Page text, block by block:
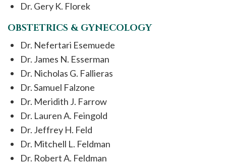
Dr. Gery K. Florek
OBSTETRICS & GYNECOLOGY
Dr. Nefertari Esemuede
Dr. James N. Esserman
Dr. Nicholas G. Fallieras
Dr. Samuel Falzone
Dr. Meridith J. Farrow
Dr. Lauren A. Feingold
Dr. Jeffrey H. Feld
Dr. Mitchell L. Feldman
Dr. Robert A. Feldman